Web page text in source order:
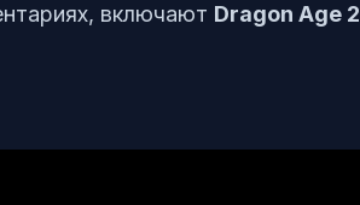
включают Dragon Age 2